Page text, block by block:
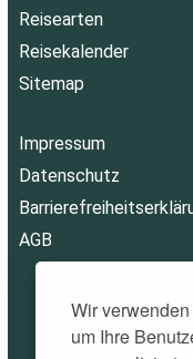
Wir
um Ihre
Reisearten
Reisekalender
Sitemap
Impressum
Datenschutz
AGB